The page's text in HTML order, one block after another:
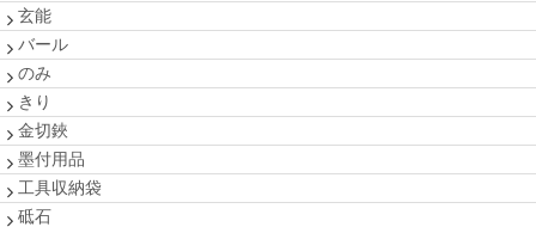
玄能
バール
のみ
きり
金切鋏
墨付用品
工具収納袋
砥石